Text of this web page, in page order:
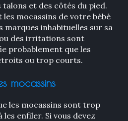
et des côtés du pied.
mocassins de votre bébé
marques inhabituelles sur sa
des irritations sont
probablement que les
ou trop courts.
mocassins
les mocassins sont trop
enfiler. Si vous devez